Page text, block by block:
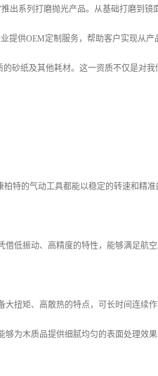
出系列打磨抛光产品。从基础打磨到
供OEM定制服务，帮助客户实现从产
砂纸及其他耗材。这一资质不仅是对
特的气动工具都能以稳定的转速和精
低振动、高精度的特性，能够满足航
扭矩、高散热的特点，可长时间连续作
为木质品提供细腻均匀的表面处理效